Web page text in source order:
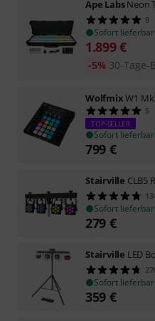
Ape LabsNeon
9
Sofort lieferbar
1.899€
30-Tage-
-5%
WolfmixW1
5
TOP-SELLER
Sofort lieferbar
799 €
Stairville CLB5
Sofort lieferbar
279 €
Stairville LED
Sofort lieferbar
359 €